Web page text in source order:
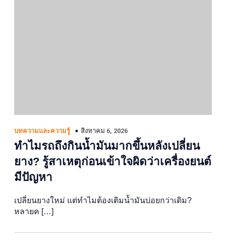
บทความและความรู้ สิงหาคม 6, 2026
ทำไมรถถึงกินน้ำมันมากขึ้นหลังเปลี่ยน
ยาง? รู้สาเหตุก่อนเข้าใจผิดว่าเครื่องยนต์
มีปัญหา
เปลี่ยนยางใหม่ แต่ทำไมต้องเติมน้ำมันบ่อยกว่าเดิม?
หลายค […]